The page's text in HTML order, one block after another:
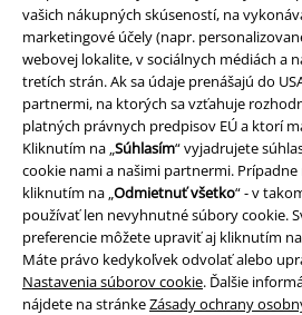
vašich nákupných skúseností, na
marketingové účely (napr.
webovej lokalite, v sociálnych médiách a
tretích strán. Ak sa údaje prenášajú do
partnermi, na ktorých sa vzťahuje
platných právnych predpisov EÚ a ktorí
Kliknutím na „Súhlasím“ vyjadrujete
cookie nami a našimi partnermi.
kliknutím na „Odmietnuť všetko“ - v
používať len nevyhnutné súbory cookie.
preferencie môžete upraviť aj kliknutím na
Máte právo kedykoľvek odvolať alebo
Nastavenia súborov cookie. Ďalšie
nájdete na stránkeZásady ochrany
A Warner Music